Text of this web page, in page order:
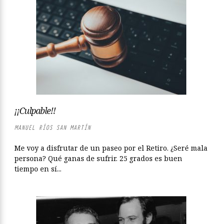
¡¡Culpable!!
MANUEL RÍOS SAN MARTÍN
Me voy a disfrutar de un paseo por el Retiro. ¿Seré mala
persona? Qué ganas de sufrir. 25 grados es buen
tiempo en sí...